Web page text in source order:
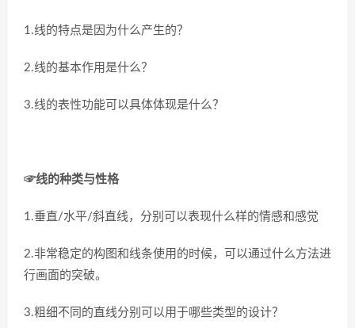
1.线的特点是因为什么产生的？
2.线的基本作用是什么？
3.线的表性功能可以具体体现是什么？
☞线的种类与性格
1.垂直/水平/斜直线，分别可以表现什么样的情感和感觉
2.非常稳定的构图和线条使用的时候，可以通过什么方法进
行画面的突破。
3.粗细不同的直线分别可以用于哪些类型的设计？